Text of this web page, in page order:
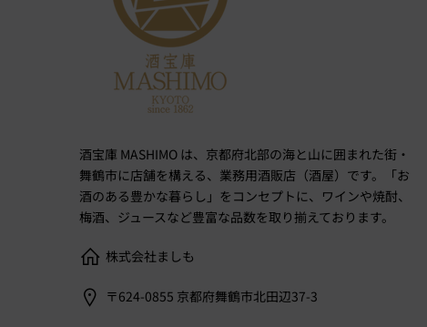
酒宝庫 MASHIMO は、京都府北部の海と山に囲まれた街・
舞鶴市に店舗を構える、業務用酒販店（酒屋）です。「お
酒のある豊かな暮らし」をコンセプトに、ワインや焼酎、
梅酒、ジュースなど豊富な品数を取り揃えております。
株式会社ましも
〒624-0855 京都府舞鶴市北田辺37-3